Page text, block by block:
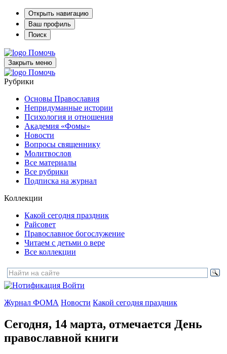
Открыть навигацию
Ваш профиль
Поиск
Помочь
Закрыть меню
Помочь
Рубрики
Основы Православия
Непридуманные истории
Психология и отношения
Академия «Фомы»
Новости
Вопросы священнику
Молитвослов
Все материалы
Все рубрики
Подписка на журнал
Коллекции
Какой сегодня праздник
Райсовет
Православное богослужение
Читаем с детьми о вере
Все коллекции
Войти
Журнал ФОМА Новости Какой сегодня праздник
Сегодня, 14 марта, отмечается День
православной книги